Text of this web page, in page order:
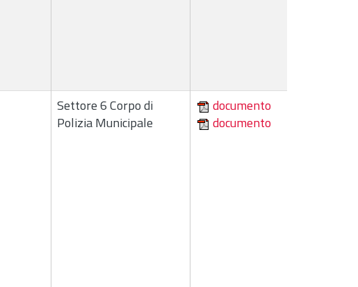
Settore 6 Corpo di
Polizia Municipale
documento
documento